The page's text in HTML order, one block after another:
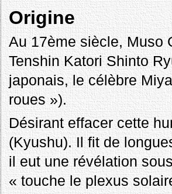
Origine
Au 17ème siècle, Muso
Tenshin Katori Shinto
japonais, le célèbre
roues »).
Désirant effacer cette
(Kyushu). Il fit de
il eut une révélation
« touche le plexus